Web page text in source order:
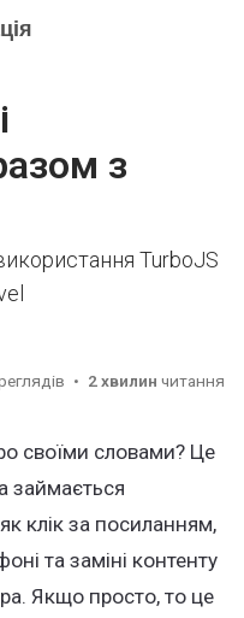
з
TurboJS
2 хвилин читання
своїми словами? Це
займається
клік за посиланням,
та заміні контенту
Якщо просто, то це